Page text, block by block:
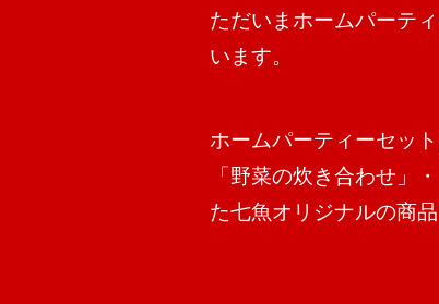
ただいまホームパーテ
います。
ホームパーティーセッ
「野菜の炊き合わせ」
た七魚オリジナルの商品